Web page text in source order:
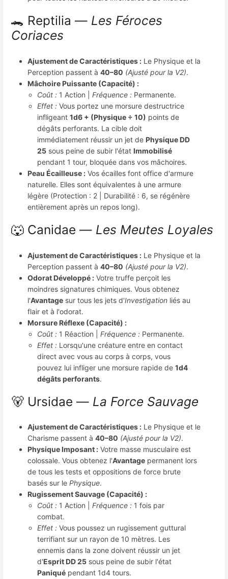
🐊 Reptilia — Les Féroces
Coriaces
Ajustement de Caractéristiques : Le Physique et la
Perception passent à 40–80 (Ajusté pour la V2).
Mâchoire Puissante (Capacité) :
Coût : 1 Action |Fréquence : Permanente.
Effet : Vous portez une morsure destructrice
infligeant1d6 + (Physique ÷ 10) points de
dégâts perforants. La cible doit
immédiatement réussir un jet de Physique DD
25 sous peine de subir l'état Immobilisé
pendant 1 tour, bloquée dans vos mâchoires.
Peau Écailleuse : Vos écailles font office d'armure
naturelle. Elles sont équivalentes à une armure
légère (Protection : 2 | Durabilité : 6, se régénère
entièrement après un repos long).
🐺 Canidae — Les Meutes Loyales
Ajustement de Caractéristiques : Le Physique et la
Perception passent à 40–80 (Ajusté pour la V2).
Odorat Développé : Votre truffe perçoit les
moindres signatures chimiques. Vous obtenez
l'Avantage sur tous les jets d'Investigation liés au
flair et à l'odorat.
Morsure Réflexe (Capacité) :
Coût : 1 Réaction |Fréquence : Permanente.
Effet : Lorsqu'une créature entre en contact
direct avec vous au corps à corps, vous
pouvez lui infliger une morsure rapide de1d4
dégâts perforants.
🐻 Ursidae — La Force Sauvage
Ajustement de Caractéristiques : Le Physique et le
Charisme passent à 40–80 (Ajusté pour la V2).
Physique Imposant : Votre masse musculaire est
colossale. Vous obtenez l'Avantage permanent lors
de tous les tests et oppositions de force brute
basés sur le Physique.
Rugissement Sauvage (Capacité) :
Coût : 1 Action |Fréquence : 1 fois par
combat.
Effet : Vous poussez un rugissement guttural
terrifiant sur un rayon de 10 mètres. Les
ennemis dans la zone doivent réussir un jet
d'Esprit DD 25 sous peine de subir l'état
Paniqué pendant 1d4 tours.